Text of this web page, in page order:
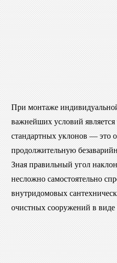
При монтаже
важнейших условий
стандартных уклонов — это
продолжительную
Зная правильный угол
несложно самостоятельно
внутридомовых
очистных сооружений в виде